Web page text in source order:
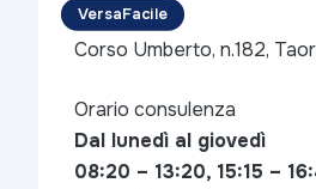
VersaFacile
Corso Umberto, n.182,
Orario consulenza
Dal lunedì al giovedì
08:20 – 13:20, 15:15 –